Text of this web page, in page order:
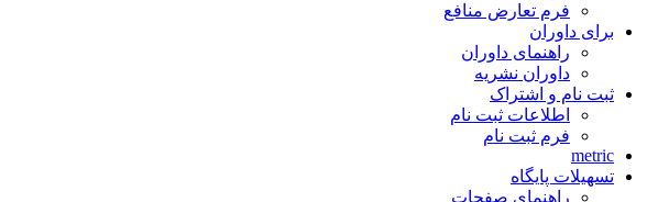
فرم تعارض منافع
برای داوران
راهنمای داوران
داوران نشریه
ثبت نام و اشتراک
اطلاعات ثبت نام
فرم ثبت نام
metric
تسهیلات پایگاه
راهنمای صفحات